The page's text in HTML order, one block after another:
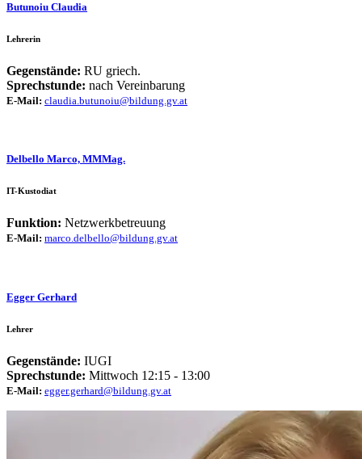
Butunoiu Claudia
Lehrerin
Gegenstände: RU griech.
Sprechstunde: nach Vereinbarung
E-Mail: claudia.butunoiu@bildung.gv.at
Delbello Marco, MMMag.
IT-Kustodiat
Funktion: Netzwerkbetreuung
E-Mail: marco.delbello@bildung.gv.at
Egger Gerhard
Lehrer
Gegenstände: IUGI
Sprechstunde: Mittwoch 12:15 - 13:00
E-Mail: egger.gerhard@bildung.gv.at